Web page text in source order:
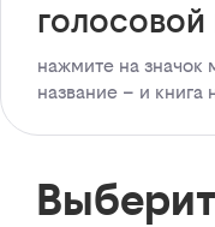
голосовой
нажмите на
название – и книга